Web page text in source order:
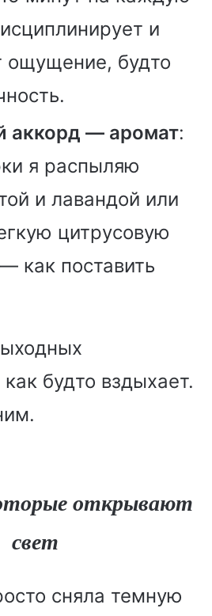
и
ощущение, будто
аккорд — аромат:
я распыляю
и лавандой или
цитрусовую
как поставить
будто вздыхает.
открывают
свет
сняла темную